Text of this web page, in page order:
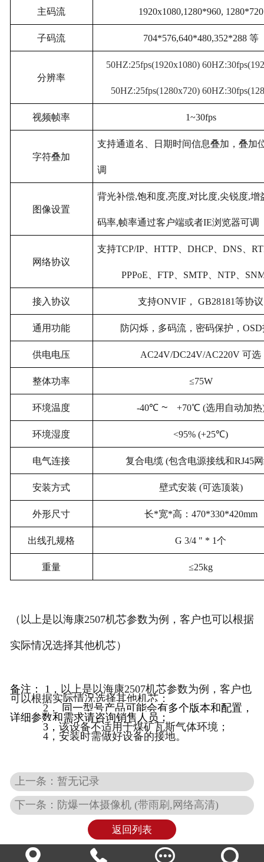
主码流 1920x1080,1280*960, 1280*720
子码流 704*576,640*480,352*288 等
分辨率
50HZ:25fps(1920x1080)
50HZ:25fps(1280x720)
视频帧率 1~30fps
字符叠加
支持通道名、日期时间信息叠加，叠加
调
图像设置
背光补偿,饱和度,亮度,对比度,尖锐度,增
码率,帧率通过客户端或者IE浏览器可调
网络协议
支持TCP/IP、HTTP、DHCP、DNS、
PPPoE、FTP、SMTP、NTP、
接入协议 支持ONVIF， GB28181等协议
通用功能 防闪烁，多码流，密码保护，
供电电压 AC24V/DC24V/AC220V可选
整体功率 ≤75W
环境温度 -40℃ ~ +70℃ (选用自动加热
环境湿度 <95% (+25℃)
电气连接 复合电缆 (包含电源接线和RJ45
安装方式 壁式安装 (可选顶装)
外形尺寸 长*宽*高：470*330*420mm
出线孔规格 G 3/4 " * 1个
重量 ≤25kg
（以上是以海康2507机芯参数为例，客户也可以根据
实际情况选择其他机芯）
备注： 1， 以上是以海康2507机芯参数为例，客户也
可以根据实际情况选择其他机芯；
2 ，
同一型号产品可能会有多个版本和配置，
详细参数和需求请咨询销售人员；
3， 该设备不适用于煤矿瓦斯气体环境；
4，安装时需做好设备的接地。
上一条：暂无记录
下一条：防爆一体摄像机 (带雨刷,网络高清)
返回列表
   